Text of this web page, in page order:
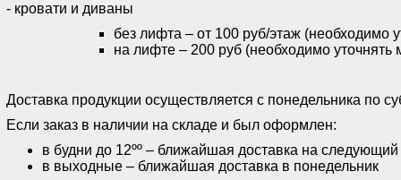
- кровати и диваны
без лифта – от 100 руб/этаж (необходимо
на лифте – 200 руб (необходимо уточнять
Доставка продукции осуществляется с понедельника по
Если заказ в наличии на складе и был оформлен:
в будни до 12ºº – ближайшая доставка на следующий
в выходные – ближайшая доставка в понедельник